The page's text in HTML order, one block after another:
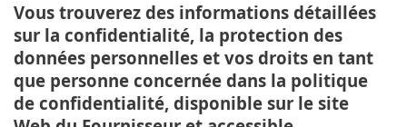
Vous trouverez des informations détaillées
sur la confidentialité, la protection des
données personnelles et vos droits en tant
que personne concernée dans la politique
de confidentialité, disponible sur le site